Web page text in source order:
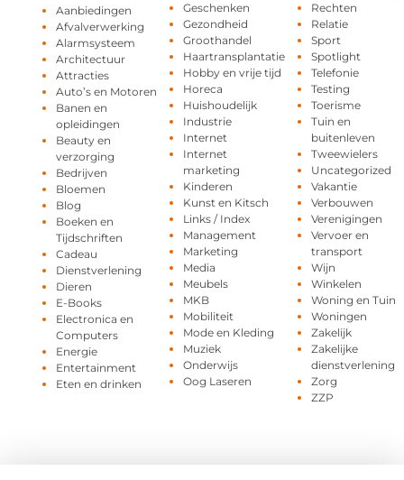
Aanbiedingen
Afvalverwerking
Alarmsysteem
Architectuur
Attracties
Auto’s en Motoren
Banen en
opleidingen
Beauty en
verzorging
Bedrijven
Bloemen
Blog
Boeken en
Tijdschriften
Cadeau
Dienstverlening
Dieren
E-Books
Electronica en
Computers
Energie
Entertainment
Eten en drinken
Geschenken
Gezondheid
Groothandel
Haartransplantatie
Hobby en vrije tijd
Horeca
Huishoudelijk
Industrie
Internet
Internet
marketing
Kinderen
Kunst en Kitsch
Links / Index
Management
Marketing
Media
Meubels
MKB
Mobiliteit
Mode en Kleding
Muziek
Onderwijs
Oog Laseren
Rechten
Relatie
Sport
Spotlight
Telefonie
Testing
Toerisme
Tuin en
buitenleven
Tweewielers
Uncategorized
Vakantie
Verbouwen
Verenigingen
Vervoer en
transport
Wijn
Winkelen
Woning en Tuin
Woningen
Zakelijk
Zakelijke
dienstverlening
Zorg
ZZP